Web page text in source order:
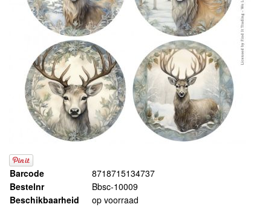
Barcode
8718715134737
Bestelnr
Bbsc-10009
Beschikbaarheid
op voorraad